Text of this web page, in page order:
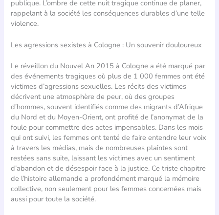
publique. L’ombre de cette nuit tragique continue de planer,
rappelant à la société les conséquences durables d’une telle
violence.
Les agressions sexistes à Cologne : Un souvenir douloureux
Le réveillon du Nouvel An 2015 à Cologne a été marqué par
des événements tragiques où plus de 1 000 femmes ont été
victimes d’agressions sexuelles. Les récits des victimes
décrivent une atmosphère de peur, où des groupes
d’hommes, souvent identifiés comme des migrants d’Afrique
du Nord et du Moyen-Orient, ont profité de l’anonymat de la
foule pour commettre des actes impensables. Dans les mois
qui ont suivi, les femmes ont tenté de faire entendre leur voix
à travers les médias, mais de nombreuses plaintes sont
restées sans suite, laissant les victimes avec un sentiment
d’abandon et de désespoir face à la justice. Ce triste chapitre
de l’histoire allemande a profondément marqué la mémoire
collective, non seulement pour les femmes concernées mais
aussi pour toute la société.